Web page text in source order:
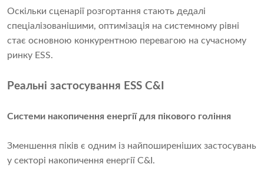
Оскільки сценарії розгортання стають дедалі
спеціалізованішими, оптимізація на системному рівні
стає основною конкурентною перевагою на сучасному
ринку ESS.
Реальні застосування ESS C&I
Системи накопичення енергії для пікового гоління
Зменшення піків є одним із найпоширеніших застосувань
у секторі накопичення енергії C&I.